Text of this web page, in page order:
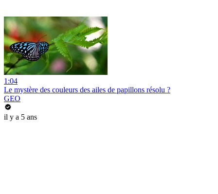
1:04
Le mystère des couleurs des ailes de papillons résolu ?
GEO
il y a 5 ans